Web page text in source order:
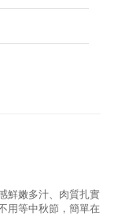
鮮嫩多汁、肉質扎實
用等中秋節，簡單在